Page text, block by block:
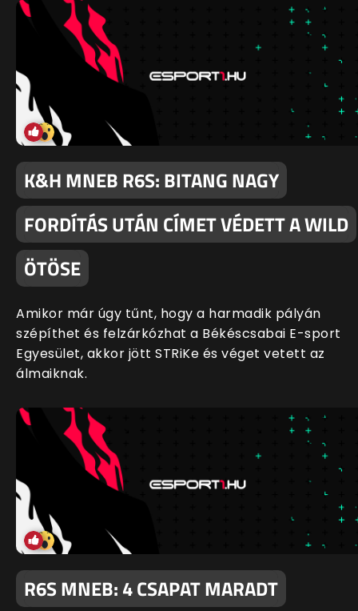
K&H MNEB R6S: BITANG NAGY
FORDÍTÁS UTÁN CÍMET VÉDETT A WILD
ÖTÖSE
Amikor már úgy tűnt, hogy a harmadik pályán
szépíthet és felzárkózhat a Békéscsabai E-sport
Egyesület, akkor jött STRiKe és véget vetett az
álmaiknak.
R6S MNEB: 4 CSAPAT MARADT